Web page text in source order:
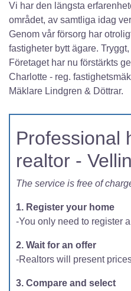
Vi har den längsta
området, av samtliga idag
Genom vår försorg har
fastigheter bytt ägare.
Företaget har nu förstärkts
Charlotte - reg.
Mäklare Lindgren & Döttrar.
Professional
realtor -
The service is free of
1. Register your home
-You only need to register
2. Wait for an offer
-Realtors will present
3. Compare and select